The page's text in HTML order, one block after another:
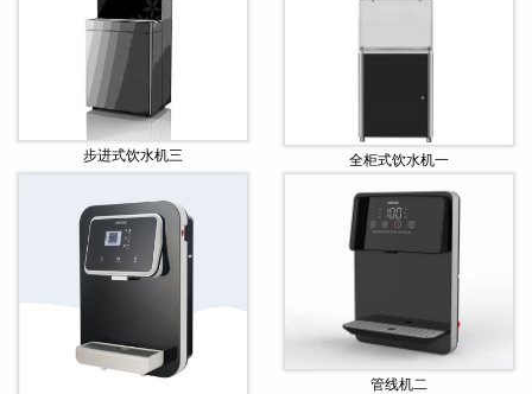
步进式饮水机三 全柜式饮水机一
管线机二